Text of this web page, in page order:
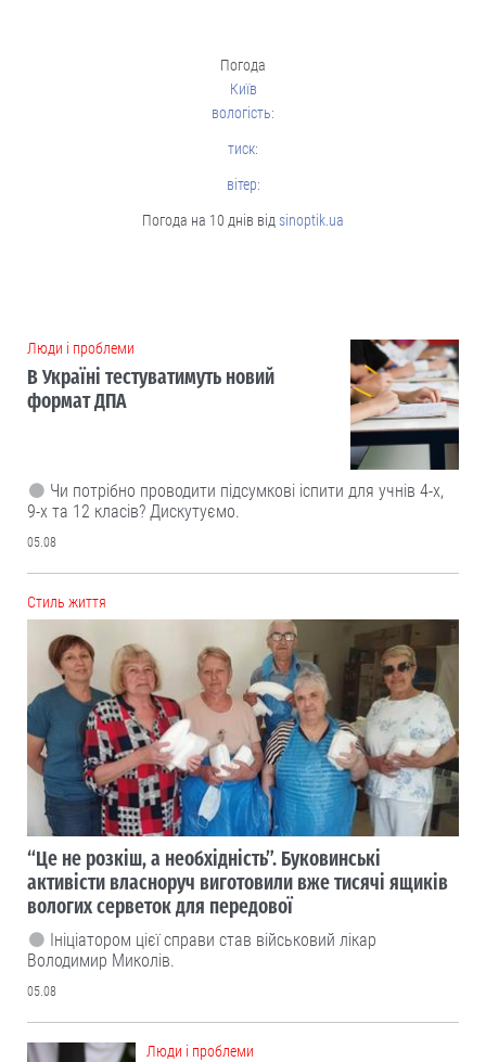
Погода
Київ
вологість:
тиск:
вітер:
Погода на 10 днів відsinoptik.ua
Люди і проблеми
В Україні тестуватимуть новий
формат ДПА
Чи потрібно проводити підсумкові іспити для учнів 4-х,
9-х та 12 класів? Дискутуємо.
05.08
Cтиль життя
“Це не розкіш, а необхідність”. Буковинські
активісти власноруч виготовили вже тисячі ящиків
вологих серветок для передової
Ініціатором цієї справи став військовий лікар
Володимир Миколів.
05.08
Люди і проблеми